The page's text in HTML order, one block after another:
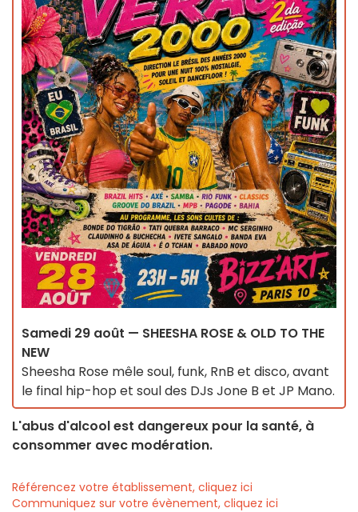
Samedi 29 août — SHEESHA ROSE & OLD TO THE
NEW
Sheesha Rose mêle soul, funk, RnB et disco, avant
le final hip-hop et soul des DJs Jone B et JP Mano.
L'abus d'alcool est dangereux pour la santé, à
consommer avec modération.
Référencez votre établissement, cliquez ici
Communiquez sur votre évènement, cliquez ici